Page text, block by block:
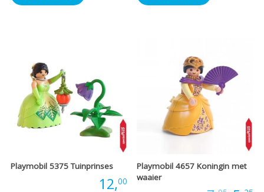
Playmobil 5375 Tuinprinses
12,00
Playmobil 4657 Koningin met
waaier